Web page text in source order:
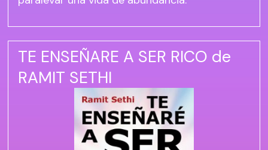
TE ENSEÑARE A SER RICO de
RAMIT SETHI